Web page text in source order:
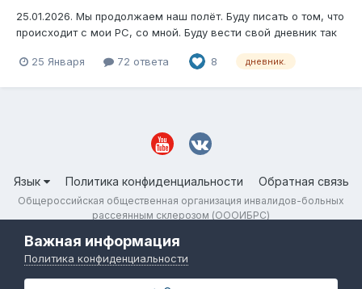
25.01.2026. Мы продолжаем наш полёт. Буду писать о том, что
происходит с мои РС, со мной. Буду вести свой дневник так
половина первого курса. Первая доза Окревуса
25 Января 72 ответа 8 дневник.
Язык Политика конфиденциальности Обратная связь
Общероссийская общественная организация инвалидов-больных
рассеянным склерозом (ОООИБРС)
Важная информация
Политика конфиденциальности